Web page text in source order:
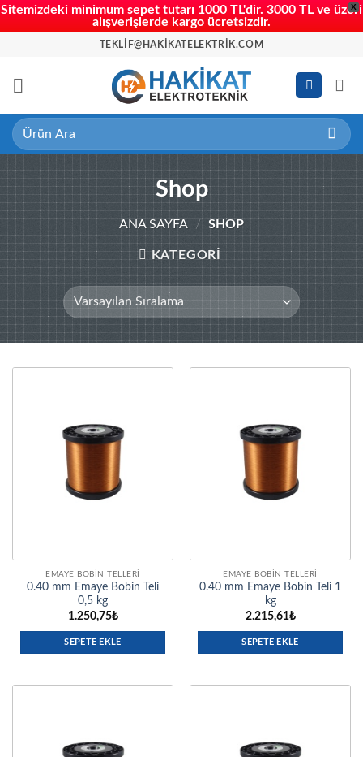
X
Sitemizdeki minimum sepet tutarı 1000 TL'dir. 3000 TL ve üzeri
alışverişlerde kargo ücretsizdir.
TEKLIF@HAKIKATELEKTRIK.COM
Ara:
Shop
ANA SAYFA / SHOP
KATEGORİ
EMAYE BOBIN TELLERI
0.40 mm Emaye Bobin Teli
0,5 kg
1.250,75₺
SEPETE EKLE
EMAYE BOBIN TELLERI
0.40 mm Emaye Bobin Teli 1
kg
2.215,61₺
SEPETE EKLE